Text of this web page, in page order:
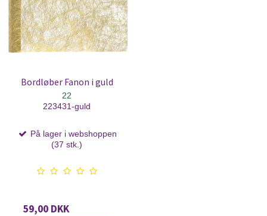
Bordløber Fanon i guld
22
223431-guld
På lager i webshoppen
(37 stk.)
59,00 DKK